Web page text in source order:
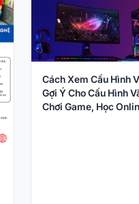
Cách Xem Cấu Hình
Gợi Ý Cho Cấu Hình
Chơi Game, Học